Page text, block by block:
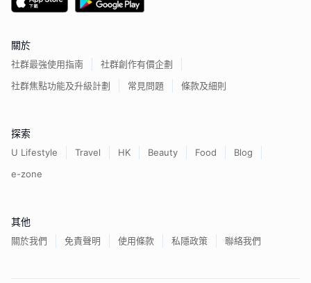
關於
社群最強使用指南
社群創作有價企劃
社群焦點功能及升級計劃
常見問題 條款及細則
探索
U Lifestyle Travel HK Beauty Food
Blog
e-zone
其他
關於我們 免責聲明 使用條款 私隱政策 聯絡我們